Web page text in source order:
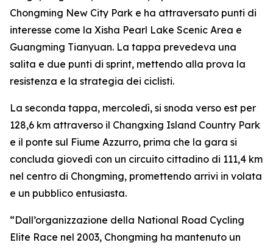
Chongming New City Park e ha attraversato punti di
interesse come la Xisha Pearl Lake Scenic Area e
Guangming Tianyuan. La tappa prevedeva una
salita e due punti di sprint, mettendo alla prova la
resistenza e la strategia dei ciclisti.
La seconda tappa, mercoledì, si snoda verso est per
128,6 km attraverso il Changxing Island Country Park
e il ponte sul Fiume Azzurro, prima che la gara si
concluda giovedì con un circuito cittadino di 111,4 km
nel centro di Chongming, promettendo arrivi in volata
e un pubblico entusiasta.
“Dall’organizzazione della National Road Cycling
Elite Race nel 2003, Chongming ha mantenuto un